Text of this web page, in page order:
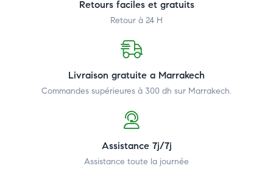
Retours faciles et gratuits
Retour à 24 H
Livraison gratuite a Marrakech
Commandes supérieures à 300 dh sur Marrakech.
Assistance 7j/7j
Assistance toute la journée